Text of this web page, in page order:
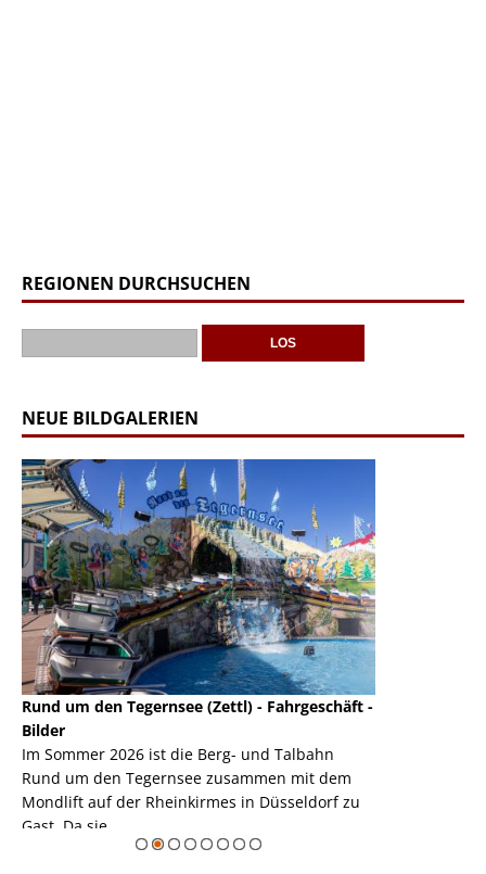
REGIONEN DURCHSUCHEN
NEUE BILDGALERIEN
Rund um den Tegernsee (Zettl) - Fahrgeschäft -
Bilder
Im Sommer 2026 ist die Berg- und Talbahn
Rund um den Tegernsee zusammen mit dem
Mondlift auf der Rheinkirmes in Düsseldorf zu
Gast. Da sie ...